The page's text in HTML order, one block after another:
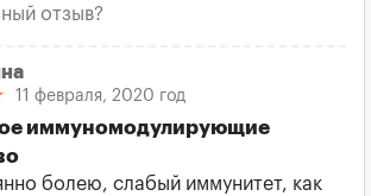
отзыв?
11 февраля, 2020 год
иммуномодулирующие
болею, слабый иммунитет, как